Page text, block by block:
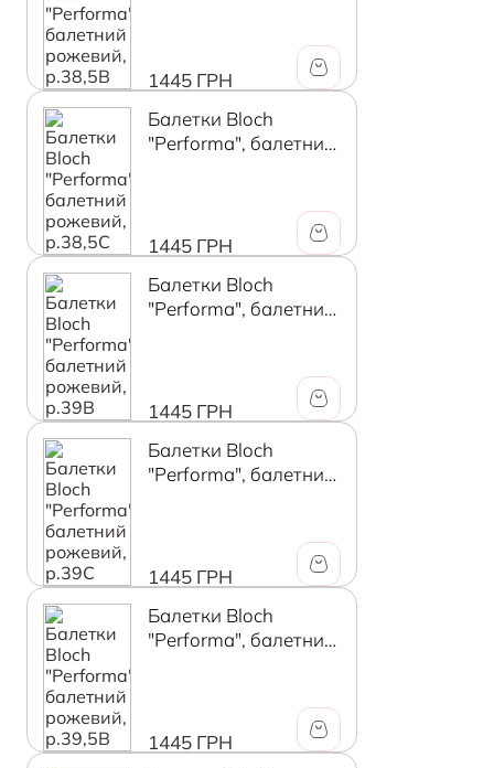
1445 ГРН
Балетки Bloch
"Performa", балетний
1445 ГРН
Балетки Bloch
"Performa", балетний
1445 ГРН
Балетки Bloch
"Performa", балетний
1445 ГРН
Балетки Bloch
"Performa", балетний
1445 ГРН